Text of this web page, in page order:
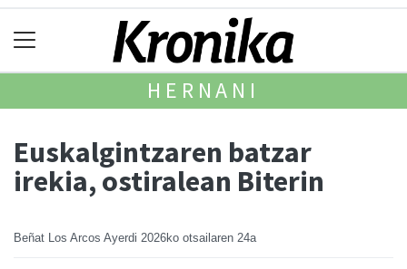
HERNANI
Euskalgintzaren batzar
irekia, ostiralean Biterin
Beñat Los Arcos Ayerdi 2026ko otsailaren 24a